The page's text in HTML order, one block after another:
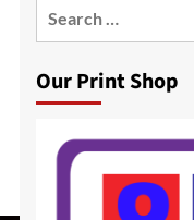
Our Print Shop